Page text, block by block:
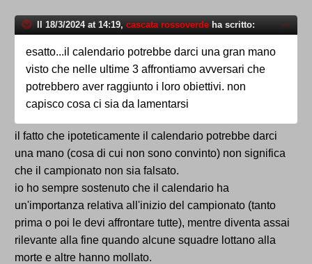
meritavamo di perdere) non certo del calendario.
Il 18/3/2024 at 14:19, cascata rossoverde ha scritto:
esatto...il calendario potrebbe darci una gran mano
visto che nelle ultime 3 affrontiamo avversari che
potrebbero aver raggiunto i loro obiettivi. non
capisco cosa ci sia da lamentarsi
il fatto che ipoteticamente il calendario potrebbe darci
una mano (cosa di cui non sono convinto) non significa
che il campionato non sia falsato.
io ho sempre sostenuto che il calendario ha
un'importanza relativa all'inizio del campionato (tanto
prima o poi le devi affrontare tutte), mentre diventa assai
rilevante alla fine quando alcune squadre lottano alla
morte e altre hanno mollato.